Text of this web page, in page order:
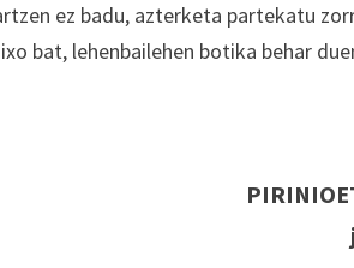
ez badu, azterketa partekatu
bat, lehenbailehen botika behar